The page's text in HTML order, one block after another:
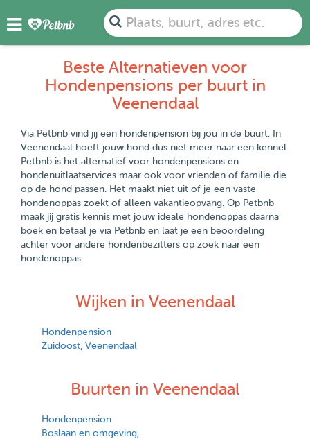
Plaats, buurt, adres etc.
Beste Alternatieven voor
Hondenpensions per buurt in
Veenendaal
Via Petbnb vind jij een hondenpension bij jou in de buurt. In
Veenendaal hoeft jouw hond dus niet meer naar een kennel.
Petbnb is het alternatief voor hondenpensions en
hondenuitlaatservices maar ook voor vrienden of familie die
op de hond passen. Het maakt niet uit of je een vaste
hondenoppas zoekt of alleen vakantieopvang. Op Petbnb
maak jij gratis kennis met jouw ideale hondenoppas daarna
boek en betaal je via Petbnb en laat je een beoordeling
achter voor andere hondenbezitters op zoek naar een
hondenoppas.
Wijken in Veenendaal
Hondenpension
Zuidoost, Veenendaal
Buurten in Veenendaal
Hondenpension
Boslaan en omgeving,